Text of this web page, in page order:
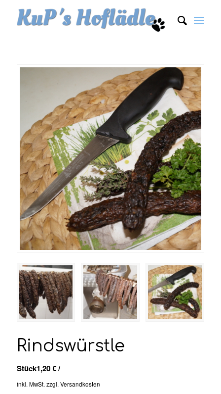
Rindswürstle
1,20€ /
Stück
inkl. MwSt. zzgl.Versandkosten